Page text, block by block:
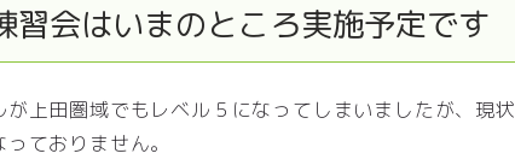
習会はいまのところ実施予定です
上田圏域でもレベル５になってしまいましたが、現状
ておりません。